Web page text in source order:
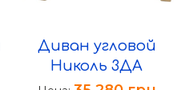
Диван угловой
Николь 3ДА